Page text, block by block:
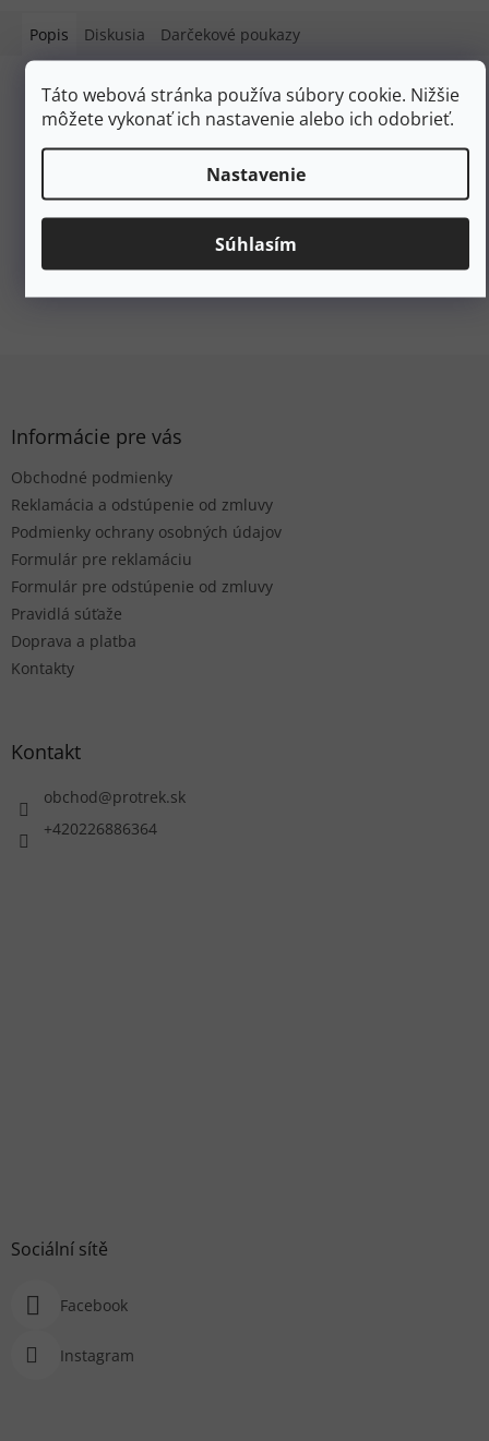
Táto webová stránka používa súbory cookie. Nižšie
môžete vykonať ich nastavenie alebo ich odobrieť.
Nastavenie
Súhlasím
Popis Diskusia Darčekové poukazy
Podrobný popis
Popis produktu nie je dostupný
Dodatočné parametre
Kategória
9788073245573
Informácie pre vás
Obchodné podmienky
Reklamácia a odstúpenie od zmluvy
Podmienky ochrany osobných údajov
Formulár pre reklamáciu
Formulár pre odstúpenie od zmluvy
Pravidlá súťaže
Doprava a platba
Kontakty
Kontakt
obchod@protrek.sk
+420226886364
Sociální sítě
Facebook
Instagram